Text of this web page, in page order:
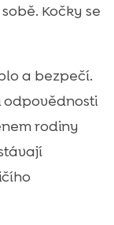
Kočky se
a bezpečí.
odpovědnosti
rodiny